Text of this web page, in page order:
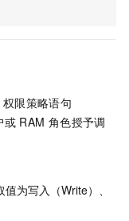
权限策略语句
或 RAM 角色授予调
为写入（Write）、